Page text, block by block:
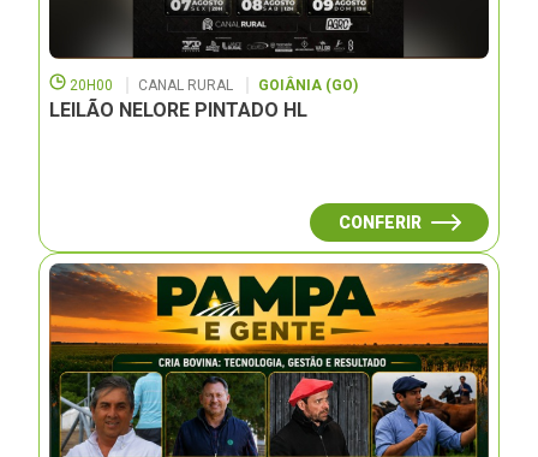
20H00 CANAL RURAL GOIÂNIA (GO)
LEILÃO NELORE PINTADO HL
CONFERIR